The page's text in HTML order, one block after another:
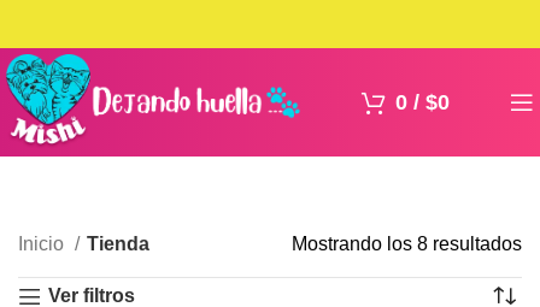
0 / $0
Inicio Tienda Mostrando los 8 resultados
Ver filtros